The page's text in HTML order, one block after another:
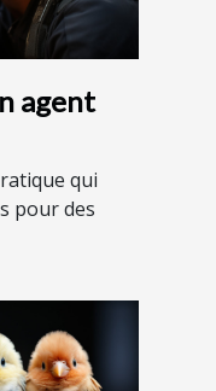
agent
qui
pour des